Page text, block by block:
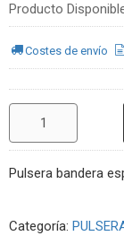
Producto
Costes de envío
Pulsera bandera
Categoría: